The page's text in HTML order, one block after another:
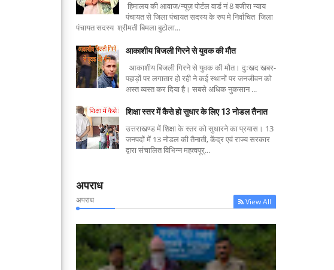
हिमालय की आवाज/न्यूज़ पोर्टल वार्ड नं 8 बजीरा न्याय
पंचायत से जिला पंचायत सदस्य के रुप मे निर्वाचित जिला
पंचायत सदस्य श्रीमती बिमला बुटोला...
आकाशीय बिजली गिरने से युवक की मौत
आकाशीय बिजली गिरने से युवक की मौत। दुःखद खबर-
पहाड़ों पर लगातार हो रही ने कई स्थानों पर जनजीवन को
अस्त व्यस्त कर दिया है। सबसे अधिक नुकसान ...
शिक्षा स्तर में कैसे हो सुधार के लिए 13 नोडल तैनात
उत्तराखण्ड में शिक्षा के स्तर को सुधारने का प्रयास। 13
जनपदों में 13 नोडल की तैनाती, केंद्र एवं राज्य सरकार
द्वारा संचालित विभिन्न महत्वपूर्...
अपराध
अपराध View All